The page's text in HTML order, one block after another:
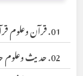
01. قرآن وعلوم قرآن
02. حدیث وعلوم حدیث